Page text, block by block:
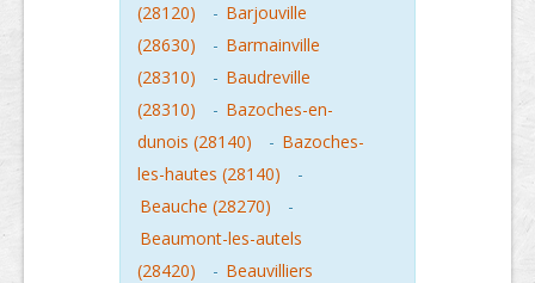
(28120)
- Barjouville
(28630)
- Barmainville
(28310)
- Baudreville
(28310)
- Bazoches-en-
dunois (28140)
- Bazoches-
les-hautes (28140)
-
Beauche (28270)
-
Beaumont-les-autels
(28420)
- Beauvilliers